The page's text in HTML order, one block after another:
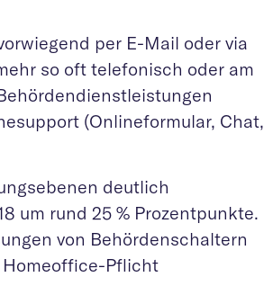
per E-Mail oder via
so oft telefonisch oder am
(Onlineformular, Chat,
deutlich
um rund 25 % Prozentpunkte.
von Behördenschaltern
Pflicht